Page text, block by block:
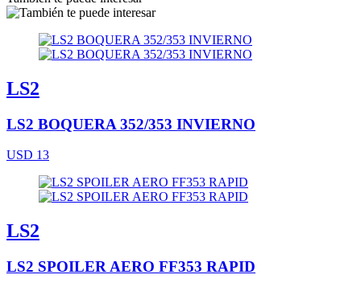
LS2
LS2 BOQUERA 352/353 INVIERNO
USD 13
LS2
LS2 SPOILER AERO FF353 RAPID